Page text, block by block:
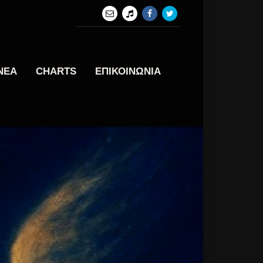
CHARTS ΕΠΙΚΟΙΝΩΝΙΑ